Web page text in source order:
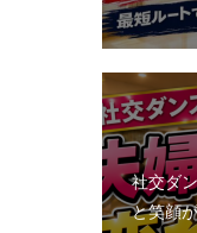
社交ダ
と笑顔